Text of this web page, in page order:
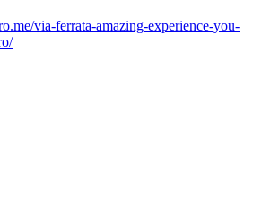
via-ferrata-amazing-experience-you-